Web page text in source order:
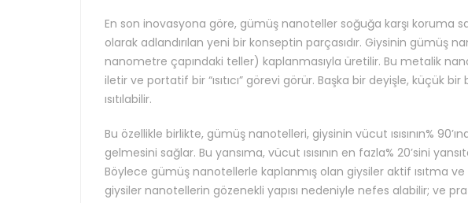
En son inovasyona göre, gümüş nanoteller soğuğa karşı koruma
olarak adlandırılan yeni bir konseptin parçasıdır. Giysinin
nanometre çapındaki teller) kaplanmasıyla üretilir. Bu metalik
iletir ve portatif bir “ısıtıcı” görevi görür. Başka bir deyişle, küçük
ısıtılabilir.
Bu özellikle birlikte, gümüş nanotelleri, giysinin vücut ısısının%
gelmesini sağlar. Bu yansıma, vücut ısısının en fazla% 20’sini
Böylece gümüş nanotellerle kaplanmış olan giysiler aktif ısıtma
giysiler nanotellerin gözenekli yapısı nedeniyle nefes alabilir; ve